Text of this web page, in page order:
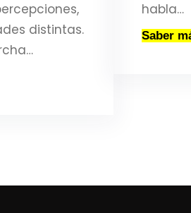
distintas.
habla…
Saber